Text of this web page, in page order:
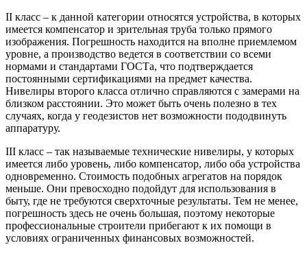
II класс – к данной категории относятся устройства, в которых
имеется компенсатор и зрительная труба только прямого
изображения. Погрешность находится на вполне приемлемом
уровне, а производство ведется в соответствии со всеми
нормами и стандартами ГОСТа, что подтверждается
постоянными сертификациями на предмет качества.
Нивелиры второго класса отлично справляются с замерами на
близком расстоянии. Это может быть очень полезно в тех
случаях, когда у геодезистов нет возможности пододвинуть
аппаратуру.
III класс – так называемые технические нивелиры, у которых
имеется либо уровень, либо компенсатор, либо оба устройства
одновременно. Стоимость подобных агрегатов на порядок
меньше. Они превосходно подойдут для использования в
быту, где не требуются сверхточные результаты. Тем не менее,
погрешность здесь не очень большая, поэтому некоторые
профессиональные строители прибегают к их помощи в
условиях ограниченных финансовых возможностей.